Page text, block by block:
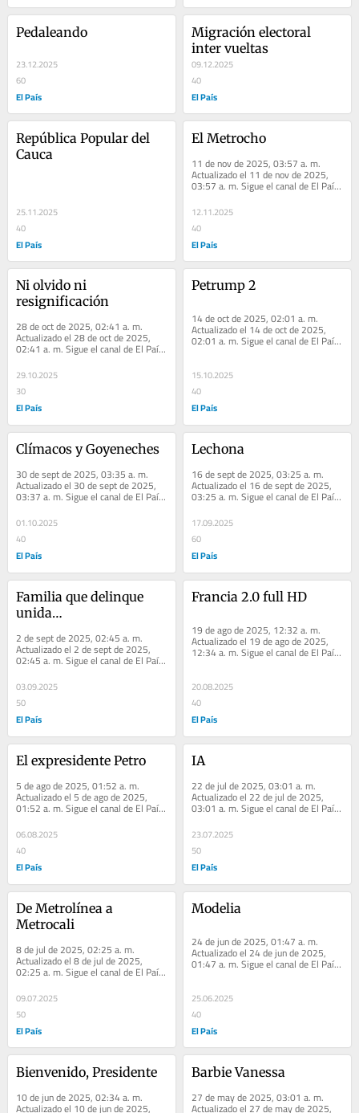
Pedaleando
23.12.2025
60
El País
Migración electoral
inter vueltas
09.12.2025
40
El País
República Popular del
Cauca
25.11.2025
40
El País
El Metrocho
11 de nov de 2025, 03:57 a. m.
Actualizado el 11 de nov de 2025,
03:57 a. m. Sigue el canal de El País
Cali en WhatsApp ¿De la misma
familia? El...
12.11.2025
40
El País
Ni olvido ni
resignificación
28 de oct de 2025, 02:41 a. m.
Actualizado el 28 de oct de 2025,
02:41 a. m. Sigue el canal de El País
Cali en WhatsApp ¿Qué nos enferma?
A lo...
29.10.2025
30
El País
Petrump 2
14 de oct de 2025, 02:01 a. m.
Actualizado el 14 de oct de 2025,
02:01 a. m. Sigue el canal de El País
Cali en WhatsApp ¿Trump merece el
15.10.2025
40
El País
Clímacos y Goyeneches
30 de sept de 2025, 03:35 a. m.
Actualizado el 30 de sept de 2025,
03:37 a. m. Sigue el canal de El País
Cali en WhatsApp Fue en Antioquia
donde se...
01.10.2025
40
El País
Lechona
16 de sept de 2025, 03:25 a. m.
Actualizado el 16 de sept de 2025,
03:25 a. m. Sigue el canal de El País
Cali en WhatsApp Un café para
recordar...
17.09.2025
60
El País
Familia que delinque
unida…
2 de sept de 2025, 02:45 a. m.
Actualizado el 2 de sept de 2025,
02:45 a. m. Sigue el canal de El País
Cali en WhatsApp Estrenando pista
¿De qué...
03.09.2025
50
El País
Francia 2.0 full HD
19 de ago de 2025, 12:32 a. m.
Actualizado el 19 de ago de 2025,
12:34 a. m. Sigue el canal de El País
Cali en WhatsApp Oasis Nieves
20.08.2025
40
El País
El expresidente Petro
5 de ago de 2025, 01:52 a. m.
Actualizado el 5 de ago de 2025,
01:52 a. m. Sigue el canal de El País
Cali en WhatsApp Agradecido con la
vida Yo no...
06.08.2025
40
El País
IA
22 de jul de 2025, 03:01 a. m.
Actualizado el 22 de jul de 2025,
03:01 a. m. Sigue el canal de El País
Cali en WhatsApp Ya casi el Oiga,
mire, lea...
23.07.2025
50
El País
De Metrolínea a
Metrocali
8 de jul de 2025, 02:25 a. m.
Actualizado el 8 de jul de 2025,
02:25 a. m. Sigue el canal de El País
Cali en WhatsApp ¿Usted, sí cree?
Paraíso...
09.07.2025
50
El País
Modelia
24 de jun de 2025, 01:47 a. m.
Actualizado el 24 de jun de 2025,
01:47 a. m. Sigue el canal de El País
Cali en WhatsApp No habrá cuarta...
25.06.2025
40
El País
Bienvenido, Presidente
10 de jun de 2025, 02:34 a. m.
Actualizado el 10 de jun de 2025,
Barbie Vanessa
27 de may de 2025, 03:01 a. m.
Actualizado el 27 de may de 2025,